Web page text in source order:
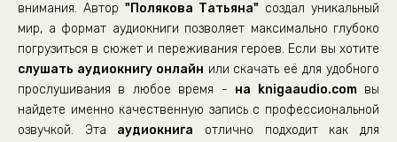
внимания. Автор "Полякова Татьяна" создал уникальный
мир, а формат аудиокниги позволяет максимально глубоко
погрузиться в сюжет и переживания героев. Если вы хотите
слушать аудиокнигу онлайн или скачать её для удобного
прослушивания в любое время - на knigaaudio.comвы
найдете именно качественную запись с профессиональной
озвучкой. Эта аудиокнига отлично подходит как для